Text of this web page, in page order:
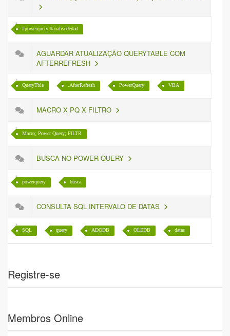
#powerquery #analisededad
AGUARDAR ATUALIZAÇÃO QUERYTABLE COM
AFTERREFRESH
QueryTble .AfterRefresh PowerQuery VBA
MACRO X PQ X FILTRO
Macro; Power Query; FILTR
BUSCA NO POWER QUERY
powerquery busca
CONSULTA SQL INTERVALO DE DATAS
SQL query ADODB OLEDB datas
Registre-se
Membros Online